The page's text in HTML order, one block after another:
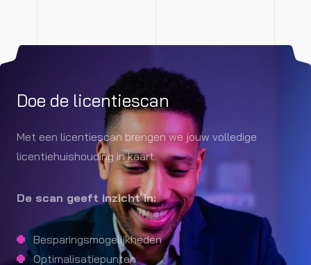
Doe de licentiescan
Met een licentiescan brengen we jouw volledige
licentiehuishouding in kaart.
De scan geeft inzicht in:
Besparingsmogelijkheden
Optimalisatiepunten